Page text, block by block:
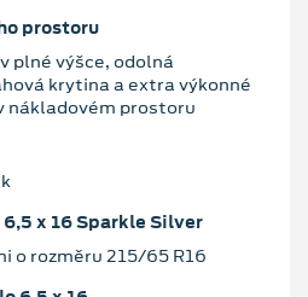
prostoru
plné výšce, odolná
krytina a extra výkonné
nákladovém prostoru
x 16 Sparkle Silver
o rozměru 215/65 R16